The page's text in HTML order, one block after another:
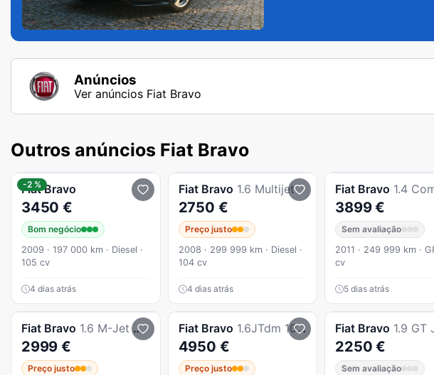
Anúncios
Ver anúncios Fiat Bravo
Outros anúncios Fiat Bravo
-2 %
Fiat Bravo
3450 €
Bom negócio
2009 · 197 000 km · Diesel ·
105 cv
4 dias atrás
Fiat Bravo 1.6 Multijet
2750 €
Preço justo
2008 · 299 999 km · Diesel ·
104 cv
4 dias atrás
Fiat Bravo 1.4 ComGPL(
3899 €
Sem avaliação
2011 · 249 999 km ·
cv
5 dias atrás
Fiat Bravo 1.6 M-Jet Dynamic Pur-O2
2999 €
Preço justo
Fiat Bravo 1.6JTdm 105cv 180.000km 03/2009
4950 €
Preço justo
Fiat Bravo 1.9 GT
2250 €
Sem avaliação